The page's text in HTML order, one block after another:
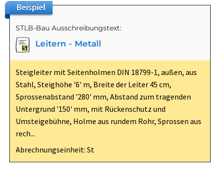
Beispiel
STLB-Bau Ausschreibungstext:
Leitern - Metall
Steigleiter mit Seitenholmen DIN 18799-1, außen, aus
Stahl, Steighöhe '6' m, Breite der Leiter 45 cm,
Sprossenabstand '280' mm, Abstand zum tragenden
Untergrund '150' mm, mit Rückenschutz und
Umsteigebühne, Holme aus rundem Rohr, Sprossen aus
rech...
Abrechnungseinheit: St